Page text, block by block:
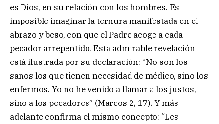
es Dios, en su relación con los hombres. Es
imposible imaginar la ternura manifestada en el
abrazo y beso, con que el Padre acoge a cada
pecador arrepentido. Esta admirable revelación
está ilustrada por su declaración: “No son los
sanos los que tienen necesidad de médico, sino los
enfermos. Yo no he venido a llamar a los justos,
sino a los pecadores” (Marcos 2, 17). Y más
adelante confirma el mismo concepto: “Les